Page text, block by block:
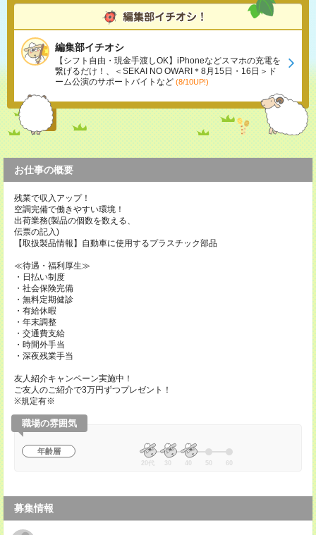
編集部イチオシ
【シフト自由・現金手渡しOK】iPhoneなどスマホの充電を
繋げるだけ！、＜SEKAI NO OWARI＊8月15日・16日＞ド
ーム公演のサポートバイトなど (8/10UP!)
お仕事の概要
残業で収入アップ！
空調完備で働きやすい環境！
出荷業務(製品の個数を数える、
伝票の記入)
【取扱製品情報】自動車に使用するプラスチック部品
≪待遇・福利厚生≫
・日払い制度
・社会保険完備
・無料定期健診
・有給休暇
・年末調整
・交通費支給
・時間外手当
・深夜残業手当
友人紹介キャンペーン実施中！
ご友人のご紹介で3万円ずつプレゼント！
※規定有※
職場の雰囲気
年齢層
20代 30 40 50 60
募集情報